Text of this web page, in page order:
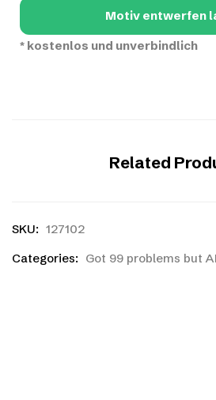
Motiv entwerfen
* kostenlos und unverbindlich
Related
SKU: 127102
Categories: Got 99 problems but